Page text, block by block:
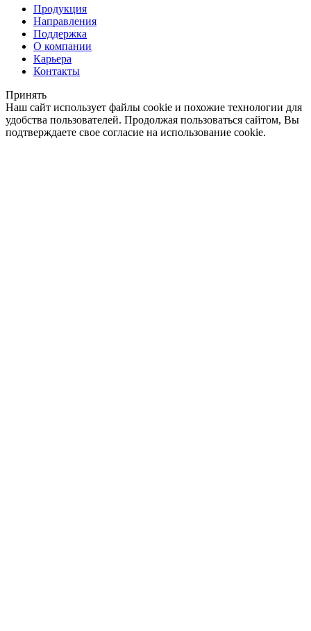
Продукция
Направления
Поддержка
О компании
Карьера
Контакты
Принять
Наш сайт использует файлы cookie и похожие технологии для
удобства пользователей. Продолжая пользоваться сайтом, Вы
подтверждаете свое согласие на использование cookie.